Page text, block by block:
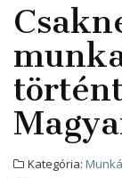
Kategória: